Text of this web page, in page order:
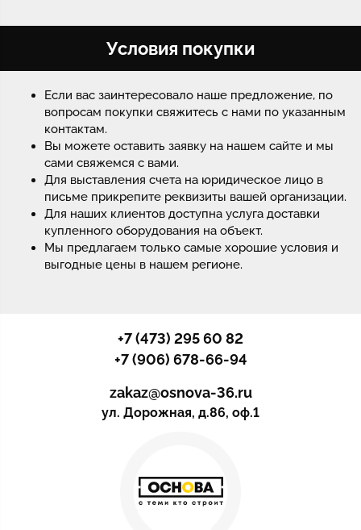
Условия покупки
Если вас заинтересовало наше предложение, по
вопросам покупки свяжитесь с нами по указанным
контактам.
Вы можете оставить заявку на нашем сайте и мы
сами свяжемся с вами.
Для выставления счета на юридическое лицо в
письме прикрепите реквизиты вашей организации.
Для наших клиентов доступна услуга доставки
купленного оборудования на объект.
Мы предлагаем только самые хорошие условия и
выгодные цены в нашем регионе.
+7 (473) 295 60 82
+7 (906) 678-66-94
zakaz@osnova-36.ru
ул. Дорожная, д.86, оф.1